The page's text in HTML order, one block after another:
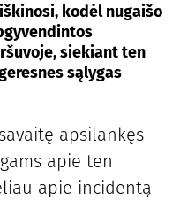
kodėl nugaišo
siekiant ten
sąlygas
apsilankęs
apie ten
apie incidentą